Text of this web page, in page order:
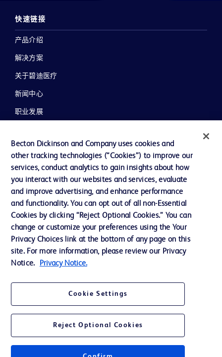
快速链接
产品介绍
解决方案
关于碧迪医疗
新闻中心
职业发展
主动召回
联系我们
Cookie 政策
隐私政策
使用条款
Becton Dickinson and Company uses cookies and
other tracking technologies (“Cookies”) to improve our
services, conduct analytics to gain insights about how
you interact with our websites and services, evaluate
and improve advertising, and enhance performance
and functionality. You can opt out of all non-Essential
Cookies by clicking “Reject Optional Cookies.” You can
change or customize your preferences using the Your
Privacy Choices link at the bottom of any page on this
site. For more information, please review our Privacy
Notice.
Privacy Notice.
Cookie Settings
Reject Optional Cookies